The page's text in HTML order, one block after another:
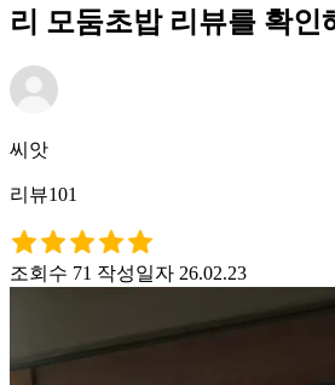
리 모둠초밥 리뷰를 확인
씨앗
리뷰101
조회수 71 작성일자 26.02.23